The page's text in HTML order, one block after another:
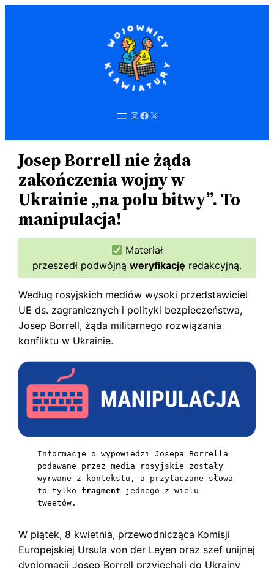
Instagram
Facebook
X
Josep Borrell nie żąda
zakończenia wojny w
Ukrainie „na polu bitwy”. To
manipulacja!
Materiał
przeszedł podwójną weryfikację redakcyjną.
Według rosyjskich mediów wysoki przedstawiciel
UE ds. zagranicznych i polityki bezpieczeństwa,
Josep Borrell, żąda militarnego rozwiązania
konfliktu w Ukrainie.
Informacje o wypowiedzi Josepa Borrella
podawane przez media rosyjskie zostały
wyrwane z kontekstu, a przytaczane słowa
to tylko fragment jednego z wielu
tweetów.
W piątek, 8 kwietnia, przewodnicząca Komisji
Europejskiej Ursula von der Leyen oraz szef unijnej
dyplomacji Josep Borrell przyjechali do Ukrainy